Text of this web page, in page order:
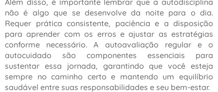
Além disso, é importante lembrar que a autodisciplina
não é algo que se desenvolve da noite para o dia.
Requer prática consistente, paciência e a disposição
para aprender com os erros e ajustar as estratégias
conforme necessário. A autoavaliação regular e o
autocuidado são componentes essenciais para
sustentar essa jornada, garantindo que você esteja
sempre no caminho certo e mantendo um equilíbrio
saudável entre suas responsabilidades e seu bem-estar.